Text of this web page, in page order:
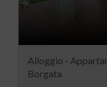
Alloggio -
Borgata